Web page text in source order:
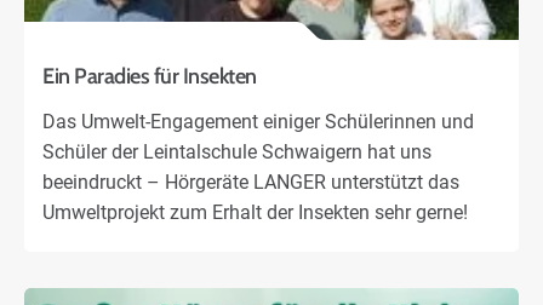
Ein Paradies für Insekten
Das Umwelt-Engagement einiger Schülerinnen und
Schüler der Leintalschule Schwaigern hat uns
beeindruckt – Hörgeräte LANGER unterstützt das
Umweltprojekt zum Erhalt der Insekten sehr gerne!